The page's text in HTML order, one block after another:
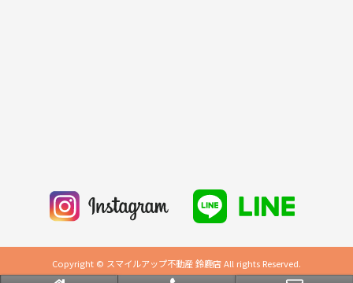
Copyright © スマイルアップ不動産 鈴鹿店 All rights Reserved.
powered by 不動産クラウドオフィス